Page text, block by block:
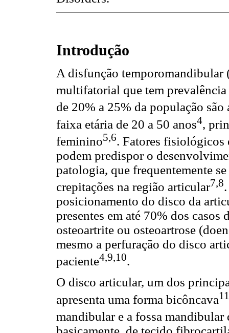
Introdução
A disfunção
multifatorial que tem
de 20% a 25% da população são
faixa etária de 20 a 50 anos4,
feminino5,6. Fatores fisiológicos
podem predispor o
patologia, que frequentemente
crepitações na região articular7,8
posicionamento do disco da
presentes em até 70% dos
osteoartrite ou osteoartrose
mesmo a perfuração do disco
paciente4,9,10.
O disco articular, um dos
apresenta uma forma bicôncava11
mandibular e a fossa mandibular